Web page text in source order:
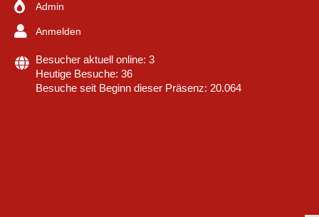
Admin
Anmelden
Besucher aktuell online: 3
Heutige Besuche: 36
Besuche seit Beginn dieser Präsenz: 20.064